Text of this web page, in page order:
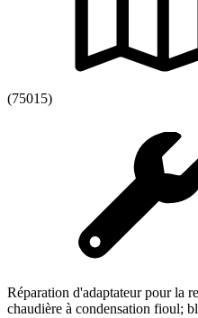
(75015)
Réparation d'adaptateur pour la
chaudière à condensation fioul;